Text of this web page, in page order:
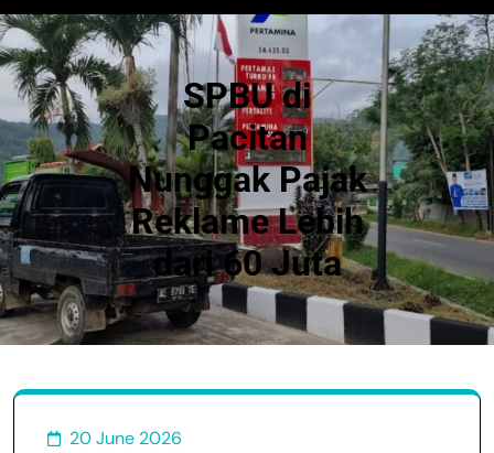
SPBU di
Pacitan
Nunggak Pajak
Reklame Lebih
dari 60 Juta
20 June 2026